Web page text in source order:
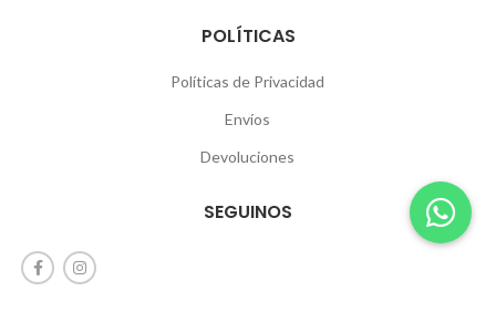
POLÍTICAS
Políticas de Privacidad
Envíos
Devoluciones
SEGUINOS